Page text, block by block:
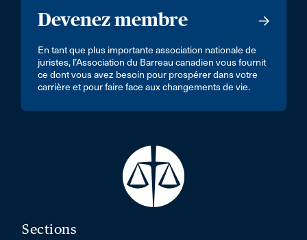
Devenez membre
En tant que plus importante association nationale de
juristes, l’Association du Barreau canadien vous fournit
ce dont vous avez besoin pour prospérer dans votre
carrière et pour faire face aux changements de vie.
Sections